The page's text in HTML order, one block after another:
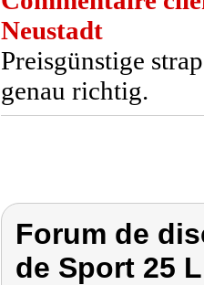
Neustadt
Preisgünstige
genau richtig.
Forum de
de Sport 25